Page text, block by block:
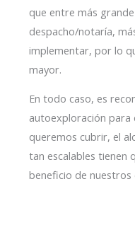
que entre más
despacho/notaría,
implementar, por lo
mayor.
En todo caso, es
autoexploración para
queremos cubrir, el
tan escalables tienen
beneficio de nuestros